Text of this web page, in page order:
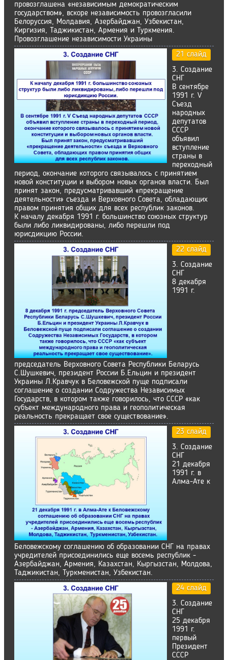
провозглашена «независимым демократическим
государством», вскоре независимость провозгласили
Белоруссия, Молдавия, Азербайджан, Узбекистан,
Киргизия, Таджикистан, Армения и Туркмения.
Провозглашение независимости Украины
21 слайд
3. Создание
СНГ
В сентябре
1991 г. V
Съезд
народных
депутатов
СССР
объявил
вступление
страны в
переходный
период, окончание которого связывалось с принятием
новой конституции и выбором новых органов власти. Был
принят закон, предусматривавший «прекращение
деятельности» съезда и Верховного Совета, обладающих
правом принятия общих для всех республик законов.
К началу декабря 1991 г. большинство союзных структур
были либо ликвидированы, либо перешли под
юрисдикцию России.
22 слайд
3. Создание
СНГ
8 декабря
1991 г.
председатель Верховного Совета Республики Беларусь
С.Шушкевич, президент России Б.Ельцин и президент
Украины Л.Кравчук в Беловежской пуще подписали
соглашение о создании Содружества Независимых
Государств, в котором также говорилось, что СССР «как
субъект международного права и геополитическая
реальность прекращает свое существование».
23 слайд
3. Создание
СНГ
21 декабря
1991 г. в
Алма-Ате к
Беловежскому соглашению об образовании СНГ на правах
учредителей присоединились еще восемь республик -
Азербайджан, Армения, Казахстан, Кыргызстан, Молдова,
Таджикистан, Туркменистан, Узбекистан.
24 слайд
3. Создание
СНГ
25 декабря
1991 г.
первый
Президент
СССР